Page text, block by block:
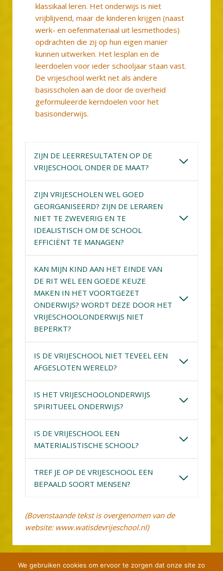
klassikaal leren. Het onderwijs is niet
vrijblijvend, maar de kinderen krijgen (naast
werk- en oefenmateriaal uit lesmethodes)
opdrachten die zij op hun eigen manier
kunnen uitwerken. Het lesplan en de
leerdoelen voor ieder schooljaar staan vast.
De vrijeschool werkt net als andere
basisscholen aan de door de overheid
geformuleerde kerndoelen voor het
basisonderwijs.
ZIJN DE LEERRESULTATEN OP DE
VRIJESCHOOL ONDER DE MAAT?
ZIJN VRIJESCHOLEN WEL GOED
GEORGANISEERD? ZIJN DE LERAREN
NIET TE ZWEVERIG EN TE
IDEALISTISCH OM DE SCHOOL
EFFICIËNT TE MANAGEN?
KAN MIJN KIND AAN HET EINDE VAN
DE RIT WEL EEN GOEDE KEUZE
MAKEN IN HET VOORTGEZET
ONDERWIJS? WORDT DEZE DOOR HET
VRIJESCHOOLONDERWIJS NIET
BEPERKT?
IS DE VRIJESCHOOL NIET TEVEEL EEN
AFGESLOTEN WERELD?
IS HET VRIJESCHOOLONDERWIJS
SPIRITUEEL ONDERWIJS?
IS DE VRIJESCHOOL EEN
MATERIALISTISCHE SCHOOL?
TREF JE OP DE VRIJESCHOOL EEN
BEPAALD SOORT MENSEN?
(Bovenstaande tekst is overgenomen van de
website: www.watisdevrijeschool.nl)
We gebruiken cookies om ervoor te zorgen dat onze site zo